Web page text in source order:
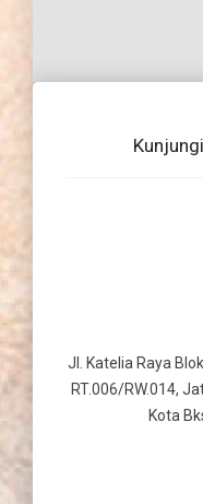
Jl. Katelia Raya
RT.006/RW.014,
Kota